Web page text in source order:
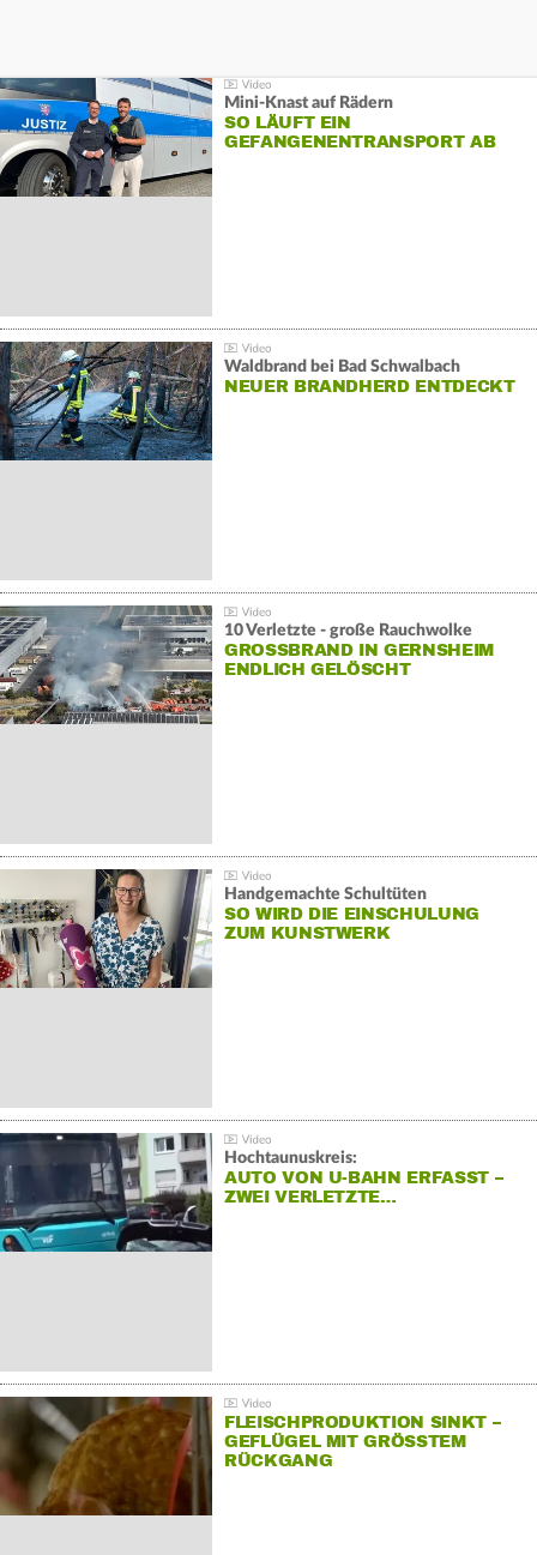
Mini-Knast auf Rädern
SO LÄUFT EIN
GEFANGENENTRANSPORT AB
Waldbrand bei Bad Schwalbach
NEUER BRANDHERD ENTDECKT
10 Verletzte - große Rauchwolke
GROSSBRAND IN GERNSHEIM E
NDLICH GELÖSCHT
Handgemachte Schultüten
SO WIRD DIE EINSCHULUNG
ZUM KUNSTWERK
Hochtaunuskreis:
AUTO VON U-BAHN ERFASST –
ZWEI VERLETZTE…
FLEISCHPRODUKTION SINKT –
GEFLÜGEL MIT GRÖSSTEM R
ÜCKGANG